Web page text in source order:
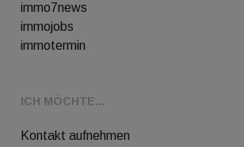
immo7news
immojobs
immotermin
ICH MÖCHTE...
Kontakt aufnehmen